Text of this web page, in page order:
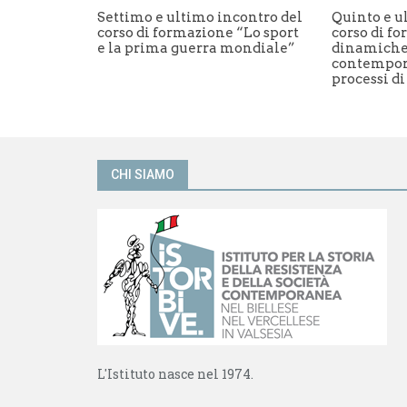
n
u
n
a
n
s
t
r
n
a
n
u
o
r
a
)
Settimo e ultimo incontro del
corso di formazione “Lo sport
e la prima guerra mondiale”
Quinto e
corso di
processi di
CHI SIAMO
L'Istituto nasce nel 1974.